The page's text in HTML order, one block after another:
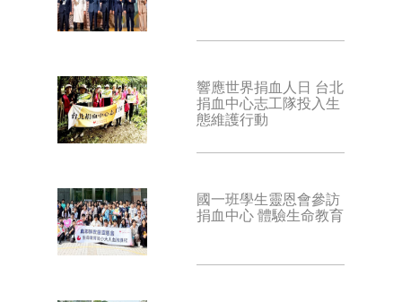
響應世界捐血人日 台北
捐血中心志工隊投入生
態維護行動
國一班學生靈恩會參訪
捐血中心 體驗生命教育